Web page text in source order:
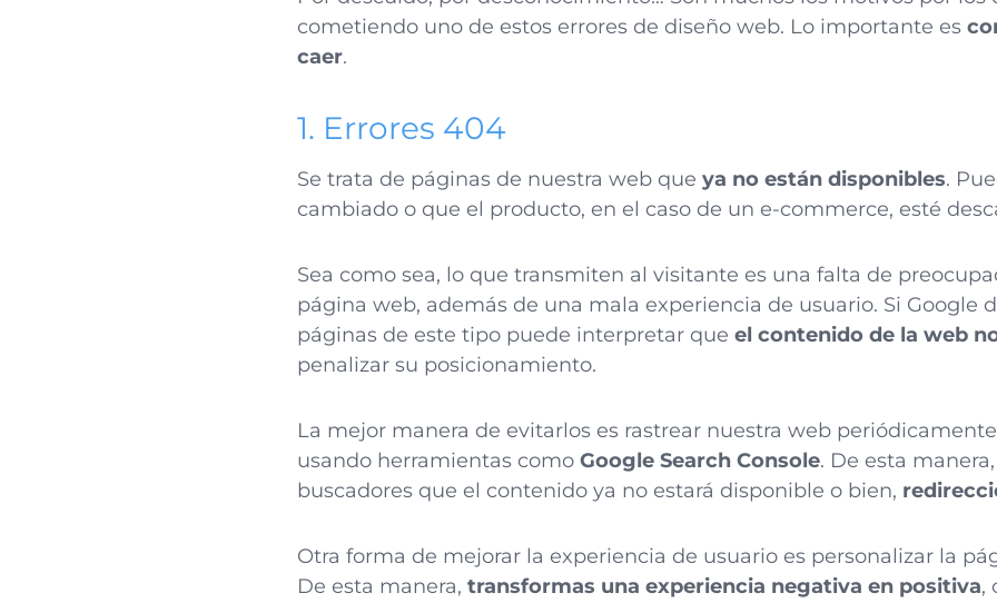
cometiendo uno de estos errores de diseño web. Lo importante es
caer.
1. Errores 404
Se trata de páginas de nuestra web que ya no están disponibles.
cambiado o que el producto, en el caso de un e-commerce, esté
Sea como sea, lo que transmiten al visitante es una falta de
página web, además de una mala experiencia de usuario. Si Google
páginas de este tipo puede interpretar que el contenido de la web
penalizar su posicionamiento.
La mejor manera de evitarlos es rastrear nuestra web
usando herramientas como Google Search Console. De esta
buscadores que el contenido ya no estará disponible o bien,
Otra forma de mejorar la experiencia de usuario es personalizar la
De esta manera, transformas una experiencia negativa en positiva,